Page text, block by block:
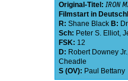
Original-Titel: IRON
Filmstart in
R: Shane Black B:
Sch: Peter S. Elliot,
FSK: 12
D: Robert Downey Jr.
Cheadle
S (OV): Paul Bettany